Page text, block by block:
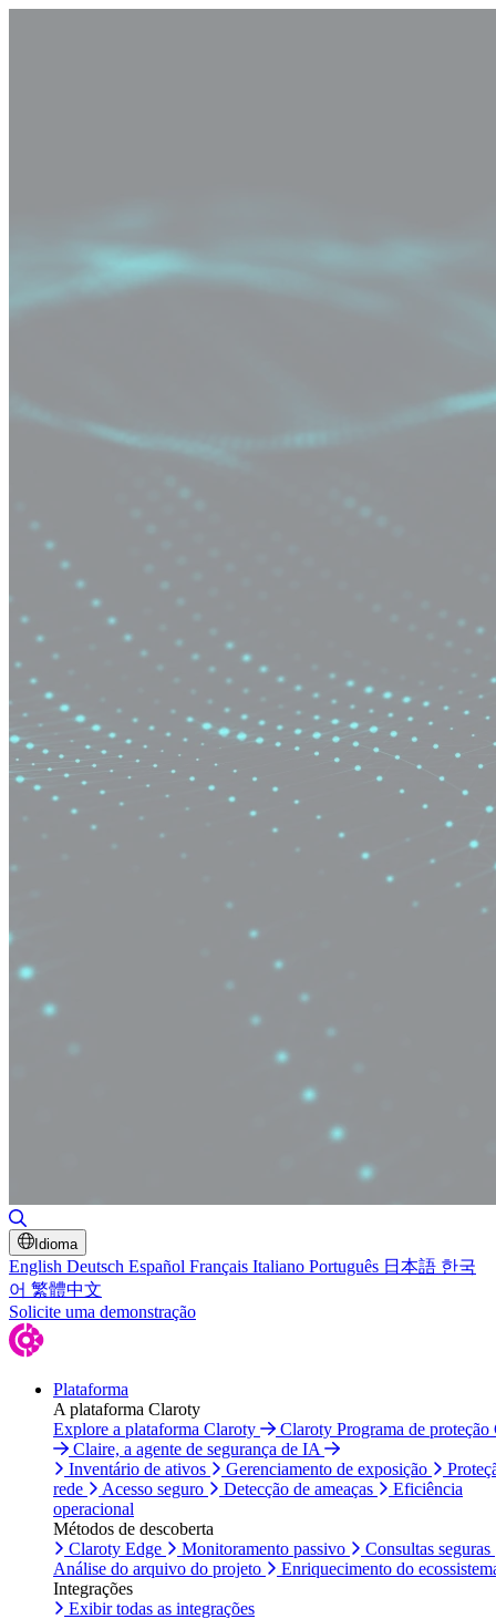
Idioma
English Deutsch Español Français Italiano Português 日本語 한국
어 繁體中文
Solicite uma demonstração
Plataforma
A plataforma Claroty
Explore a plataforma Claroty
Claroty Programa de proteção
Claire, a agente de segurança de IA
Inventário de ativos
Gerenciamento de exposição
rede
Acesso seguro Detecção de ameaças
Eficiência
operacional
Métodos de descoberta
Claroty Edge
Monitoramento passivo
Consultas seguras
Análise do arquivo do projeto
Enriquecimento do
Integrações
Exibir todas as integrações